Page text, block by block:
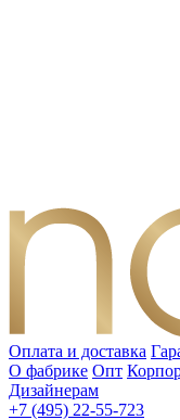
Оплата и доставка
О фабрике Опт
Дизайнерам
+7 (495) 22-55-723